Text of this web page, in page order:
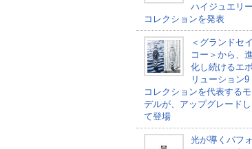
ハイジュエリー
コレクションを発表
＜グランドセイ
コー＞から、進
化し続けるエボ
リューション9
コレクションを代表するモ
デルが、アップグレードし
て登場
光が導くパフォ